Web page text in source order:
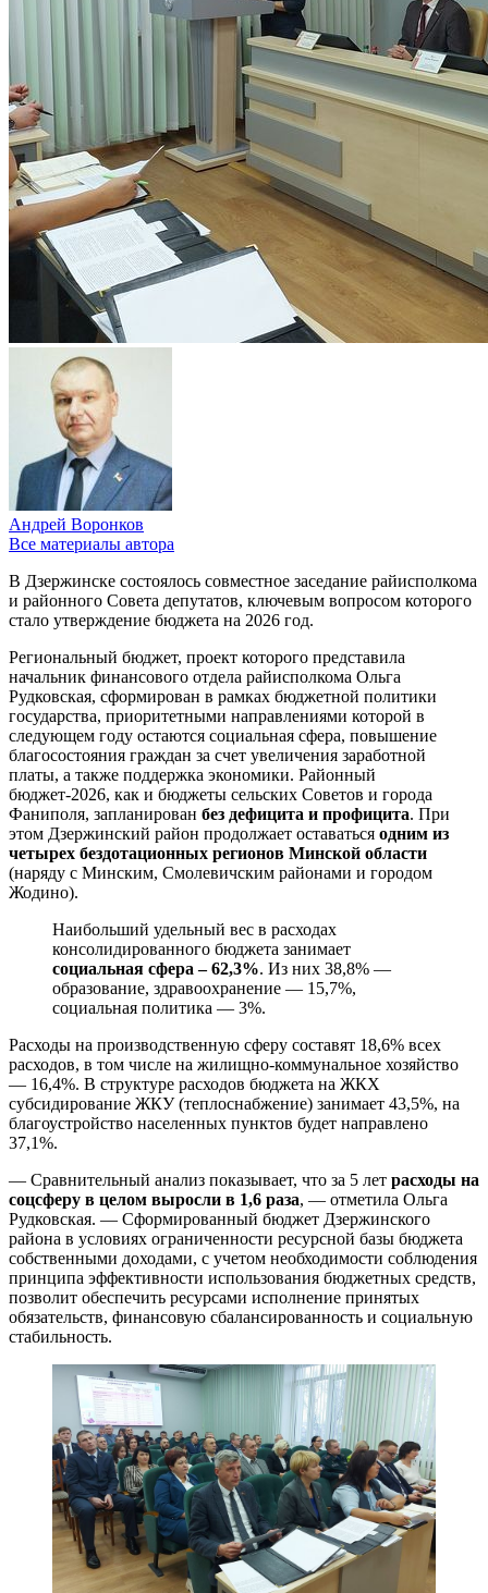
Андрей Воронков
Все материалы автора
В Дзержинске состоялось совместное заседание райисполкома
и районного Совета депутатов, ключевым вопросом которого
стало утверждение бюджета на 2026 год.
Региональный бюджет, проект которого представила
начальник финансового отдела райисполкома Ольга
Рудковская, сформирован в рамках бюджетной политики
государства, приоритетными направлениями которой в
следующем году остаются социальная сфера, повышение
благосостояния граждан за счет увеличения заработной
платы, а также поддержка экономики. Районный
бюджет-2026, как и бюджеты сельских Советов и города
Фаниполя, запланирован без дефицита и профицита. При
этом Дзержинский район продолжает оставаться одним из
четырех бездотационных регионов Минской области
(наряду с Минским, Смолевичским районами и городом
Жодино).
Наибольший удельный вес в расходах
консолидированного бюджета занимает
социальная сфера – 62,3%. Из них 38,8% —
образование, здравоохранение — 15,7%,
социальная политика — 3%.
Расходы на производственную сферу составят 18,6% всех
расходов, в том числе на жилищно-коммунальное хозяйство
— 16,4%. В структуре расходов бюджета на ЖКХ
субсидирование ЖКУ (теплоснабжение) занимает 43,5%, на
благоустройство населенных пунктов будет направлено
37,1%.
— Сравнительный анализ показывает, что за 5 лет расходы на
соцсферу в целом выросли в 1,6 раза, — отметила Ольга
Рудковская. — Сформированный бюджет Дзержинского
района в условиях ограниченности ресурсной базы бюджета
собственными доходами, с учетом необходимости соблюдения
принципа эффективности использования бюджетных средств,
позволит обеспечить ресурсами исполнение принятых
обязательств, финансовую сбалансированность и социальную
стабильность.